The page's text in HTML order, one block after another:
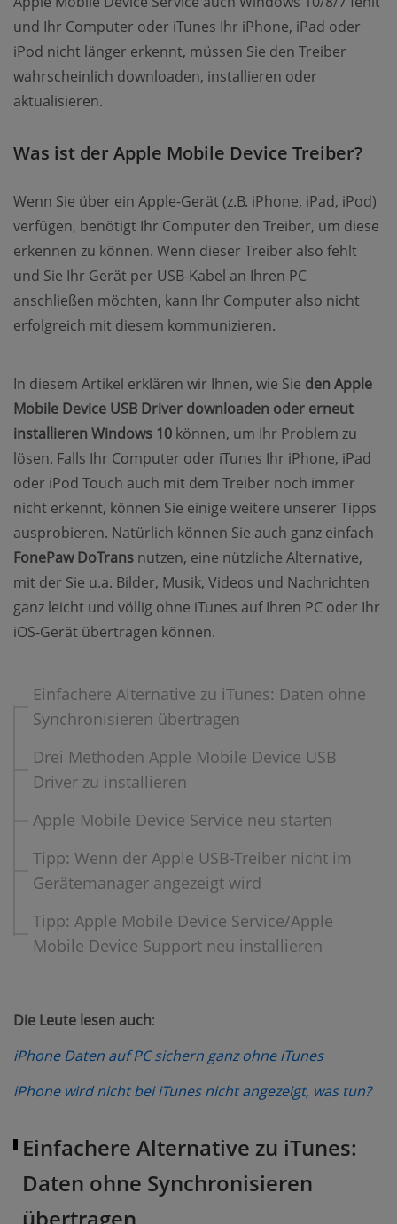
und Ihr Computer oder iTunes Ihr iPhone, iPad oder
iPod nicht länger erkennt, müssen Sie den Treiber
wahrscheinlich downloaden, installieren oder
aktualisieren.
Was ist der Apple Mobile Device Treiber?
Wenn Sie über ein Apple-Gerät (z.B. iPhone, iPad, iPod)
verfügen, benötigt Ihr Computer den Treiber, um diese
erkennen zu können. Wenn dieser Treiber also fehlt
und Sie Ihr Gerät per USB-Kabel an Ihren PC
anschließen möchten, kann Ihr Computer also nicht
erfolgreich mit diesem kommunizieren.
In diesem Artikel erklären wir Ihnen, wie Sie den Apple
Mobile Device USB Driver downloaden oder erneut
installieren Windows 10 können, um Ihr Problem zu
lösen. Falls Ihr Computer oder iTunes Ihr iPhone, iPad
oder iPod Touch auch mit dem Treiber noch immer
nicht erkennt, können Sie einige weitere unserer Tipps
ausprobieren. Natürlich können Sie auch ganz einfach
FonePaw DoTrans nutzen, eine nützliche Alternative,
mit der Sie u.a. Bilder, Musik, Videos und Nachrichten
ganz leicht und völlig ohne iTunes auf Ihren PC oder Ihr
iOS-Gerät übertragen können.
Einfachere Alternative zu iTunes: Daten ohne
Synchronisieren übertragen
Drei Methoden Apple Mobile Device USB
Driver zu installieren
Apple Mobile Device Service neu starten
Tipp: Wenn der Apple USB-Treiber nicht im
Gerätemanager angezeigt wird
Tipp: Apple Mobile Device Service/Apple
Mobile Device Support neu installieren
Die Leute lesen auch:
iPhone Daten auf PC sichern ganz ohne iTunes(opens
iPhone wird nicht bei iTunes nicht angezeigt, was tun?
Einfachere Alternative zu iTunes:
Daten ohne Synchronisieren